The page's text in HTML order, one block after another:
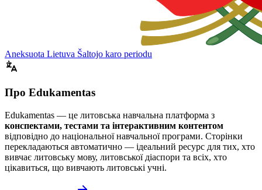
Aneksuota Lietuva Šaltojo karo periodu
Про Edukamentas
Edukamentas — це литовська навчальна платформа з
конспектами, тестами та інтерактивним контентом
відповідно до національної навчальної програми. Сторінки
перекладаються автоматично — ідеальний ресурс для тих, хто
вивчає литовську мову, литовської діаспори та всіх, хто
цікавиться, що вивчають литовські учні.